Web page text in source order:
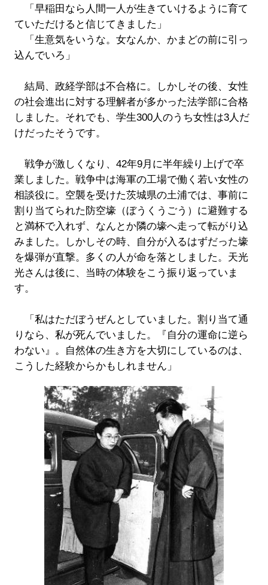
「早稲田なら人間一人が生きていけるように育て
ていただけると信じてきました」
「生意気をいうな。女なんか、かまどの前に引っ
込んでいろ」
結局、政経学部は不合格に。しかしその後、女性
の社会進出に対する理解者が多かった法学部に合格
しました。それでも、学生300人のうち女性は3人だ
けだったそうです。
戦争が激しくなり、42年9月に半年繰り上げで卒
業しました。戦争中は海軍の工場で働く若い女性の
相談役に。空襲を受けた茨城県の土浦では、事前に
割り当てられた防空壕（ぼうくうごう）に避難する
と満杯で入れず、なんとか隣の壕へ走って転がり込
みました。しかしその時、自分が入るはずだった壕
を爆弾が直撃。多くの人が命を落としました。天光
光さんは後に、当時の体験をこう振り返っていま
す。
「私はただぼうぜんとしていました。割り当て通
りなら、私が死んでいました。『自分の運命に逆ら
わない』。自然体の生き方を大切にしているのは、
こうした経験からかもしれません」